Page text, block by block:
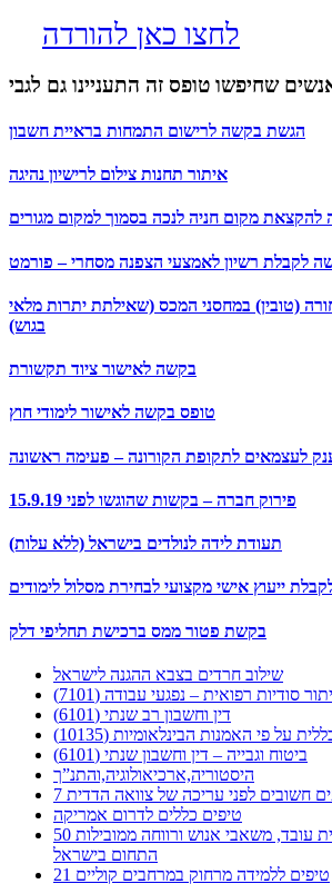
לחצו כאן להורדה
שחיפשו טופס זה התעניינו גם לגבי
הגשת בקשה לרישום התמחות בראיית חשבון
איתור תחנות צילום לרישיון נהיגה
(טובין) במחסני המכס (שאילתת יתרות מלאי
בגוש)
בקשה לאישור ציוד תקשורת
טופס בקשה לאישור לימודי חוץ
לעצמאים לתקופת הקורונה – פעימה ראשונה
פירוק חברה – בקשות שהוגשו לפני 15.9.19
תעודת לידה לנולדים בישראל (ללא עלות)
ייעוץ אישי מקצועי לבחירת מסלול לימודים
בקשת פטור ממס ברכישת תחליפי דלק
שילוב חרדים בצבא ההגנה לישראל
סודיות רפואית – נפגעי עבודה (7101)
דין וחשבון רב שנתי (6101)
על פי האמנות הבינלאומיות (10135)
ביטוח וגבייה – דין וחשבון שנתי (6101)
היסטוריה,ארכיאולוגיה,והתנ”ך
חשובים לפני עריכה של צוואה הדדית
טיפים כללים לדרום אמריקה
50 טיפים ויותר לניהול חווית עובד, משאבי אנוש ורווחה ממובילות
התחום בישראל
21 טיפים ללמידה מרחוק במרחבים קוליים